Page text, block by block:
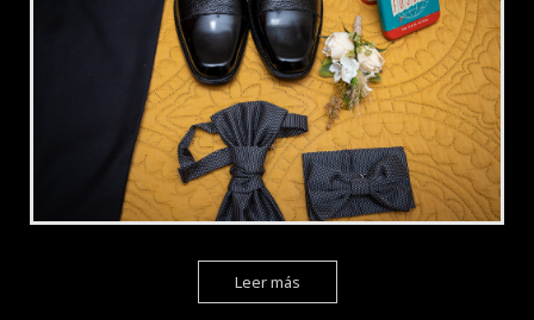
Leer más